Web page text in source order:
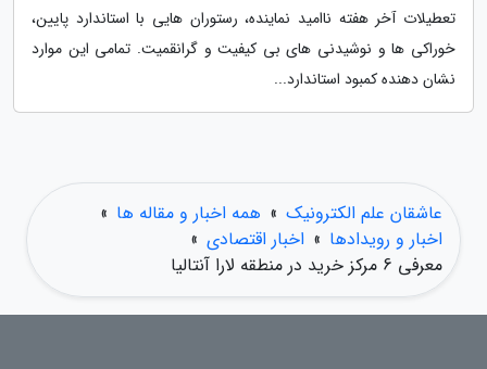
تعطیلات آخر هفته ناامید نماینده، رستوران هایی با استاندارد پایین،
خوراکی ها و نوشیدنی های بی کیفیت و گران­قمیت. تمامی این موارد
نشان دهنده کمبود استاندارد...
عاشقان علم الکترونیک » همه اخبار و مقاله ها »
اخبار و رویدادها » اخبار اقتصادی »
معرفی 6 مرکز خرید در منطقه لارا آنتالیا